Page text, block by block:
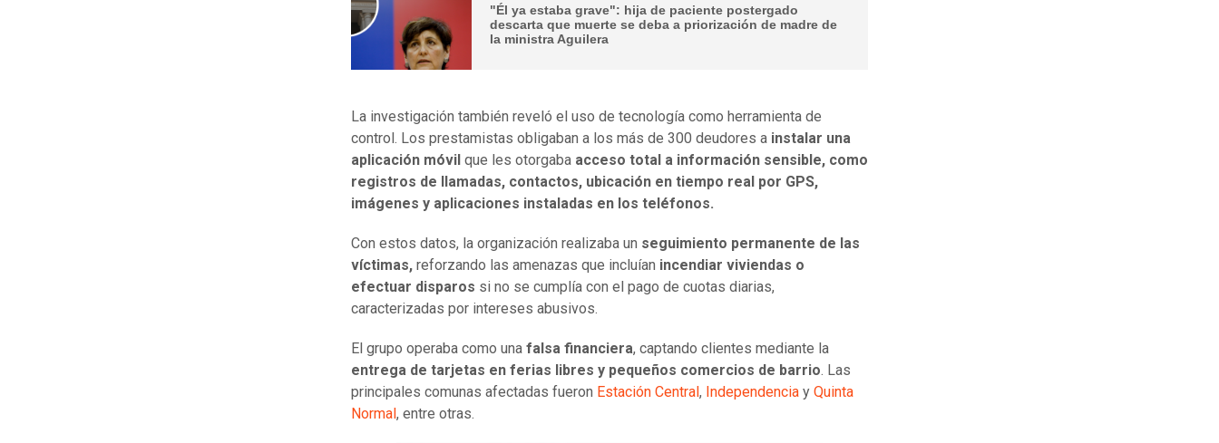
"Él ya estaba grave": hija de paciente postergado
descarta que muerte se deba a priorización de madre de
la ministra Aguilera
La investigación también reveló el uso de tecnología como herramienta de
control. Los prestamistas obligaban a los más de 300 deudores a instalar una
aplicación móvil que les otorgaba acceso total a información sensible, como
registros de llamadas, contactos, ubicación en tiempo real por GPS,
imágenes y aplicaciones instaladas en los teléfonos.
Con estos datos, la organización realizaba un seguimiento permanente de las
víctimas, reforzando las amenazas que incluían incendiar viviendas o
efectuar disparos si no se cumplía con el pago de cuotas diarias,
caracterizadas por intereses abusivos.
El grupo operaba como una falsa financiera, captando clientes mediante la
entrega de tarjetas en ferias libres y pequeños comercios de barrio. Las
principales comunas afectadas fueron Estación Central, Independencia y Quinta
Normal, entre otras.